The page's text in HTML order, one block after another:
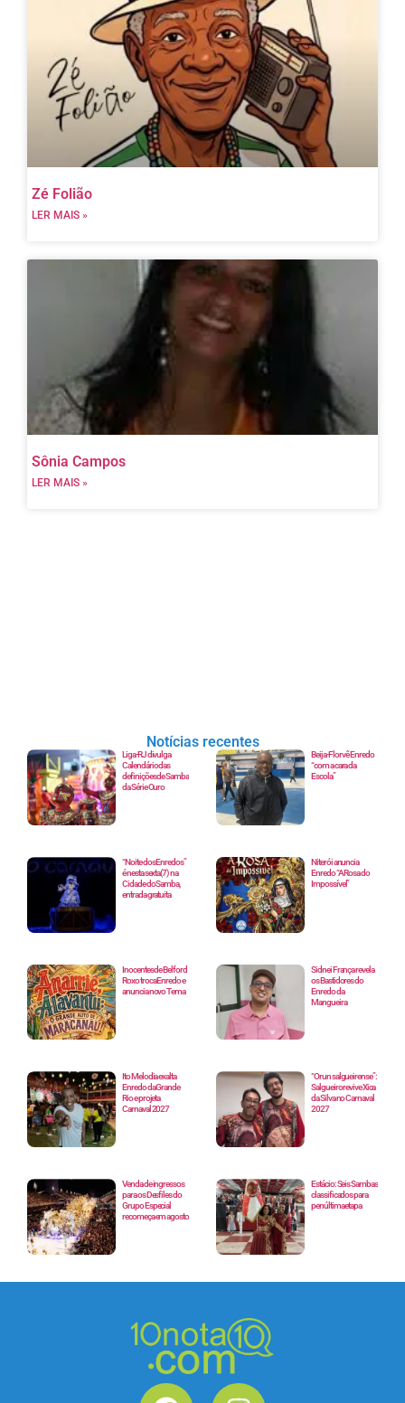
Zé Folião
LER MAIS »
Sônia Campos
LER MAIS »
Notícias recentes
Liga-RJ divulga
Calendário das
definições de Samba
da Série Ouro
Beija-Flor vê Enredo
“com a cara da
Escola”
“Noite dos Enredos”
é nesta sexta(7) na
Cidade do Samba,
entrada gratuita
Niterói anuncia
Enredo “A Rosa do
Impossível”
Inocentes de Belford
Roxo troca Enredo e
anuncia novo Tema
Sidnei França revela
os Bastidores do
Enredo da
Mangueira
Ito Melodia exalta
Enredo da Grande
Rio e projeta
Carnaval 2027
“Orun salgueirense”:
Salgueiro revive Xica
da Silva no Carnaval
2027
Venda de ingressos
para os Desfiles do
Grupo Especial
recomeça em agosto
Estácio: Seis Sambas
classificados para
penúltima etapa